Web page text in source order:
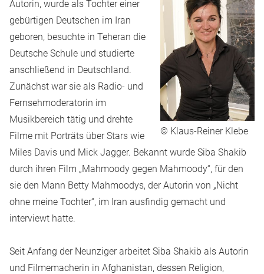
© Klaus-Reiner Klebe
Autorin, wurde als Tochter einer
gebürtigen Deutschen im Iran
geboren, besuchte in Teheran die
Deutsche Schule und studierte
anschließend in Deutschland.
Zunächst war sie als Radio- und
Fernsehmoderatorin im
Musikbereich tätig und drehte
Filme mit Porträts über Stars wie
Miles Davis und Mick Jagger. Bekannt wurde Siba Shakib
durch ihren Film „Mahmoody gegen Mahmoody“, für den
sie den Mann Betty Mahmoodys, der Autorin von „Nicht
ohne meine Tochter“, im Iran ausfindig gemacht und
interviewt hatte.
Seit Anfang der Neunziger arbeitet Siba Shakib als Autorin
und Filmemacherin in Afghanistan, dessen Religion,